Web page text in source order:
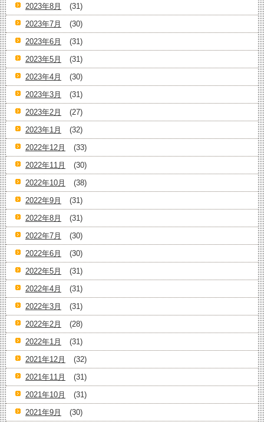
2023年8月
(31)
2023年7月
(30)
2023年6月
(31)
2023年5月
(31)
2023年4月
(30)
2023年3月
(31)
2023年2月
(27)
2023年1月
(32)
2022年12月
(33)
2022年11月
(30)
2022年10月
(38)
2022年9月
(31)
2022年8月
(31)
2022年7月
(30)
2022年6月
(30)
2022年5月
(31)
2022年4月
(31)
2022年3月
(31)
2022年2月
(28)
2022年1月
(31)
2021年12月
(32)
2021年11月
(31)
2021年10月
(31)
2021年9月
(30)